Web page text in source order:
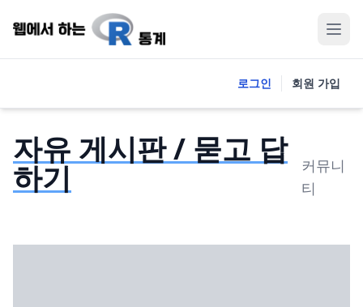
로그인 회원 가입
자유 게시판 / 묻고 답
하기
커뮤니
티